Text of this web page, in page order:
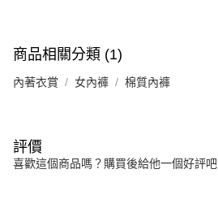
商品相關分類 (1)
內著衣賞 女內褲 棉質內褲
評價
喜歡這個商品嗎？購買後給他一個好評吧